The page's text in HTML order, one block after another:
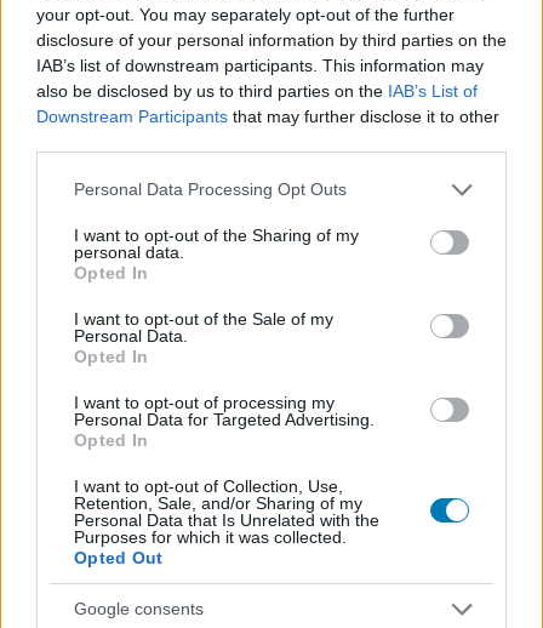
your opt-out. You may separately opt-out of the further
disclosure of your personal information by third parties on the
IAB’s list of downstream participants. This information may
also be disclosed by us to third parties on the IAB’s List of
Downstream Participants that may further disclose it to other
Please note that this website/app uses one or more Google
not limited to your visit or usage behaviour. You may click to
grant or deny consent to Google and its third-party tags to
use your data for below specified purposes in below Google
consent section.
Personal Data Processing Opt Outs
I want to opt-out of the Sharing of my
personal data.
Opted In
I want to opt-out of the Sale of my
Personal Data.
Opted In
I want to opt-out of processing my
Personal Data for Targeted Advertising.
Opted In
I want to opt-out of Collection, Use,
Retention, Sale, and/or Sharing of my
Personal Data that Is Unrelated with the
Purposes for which it was collected.
Opted Out
Google consents
Csúszik az Avengers Doomsday és a Secret Wars is
A Disney hivatalosan is bejelentette, hogy a nagy
átszervezések miatt csúszik a Doomsday és ezzel együtt
nyilván a következő Bosszúállók-film is.